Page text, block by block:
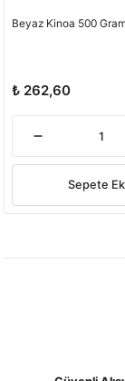
Beyaz Kinoa 500
₺ 262,60
Sepete